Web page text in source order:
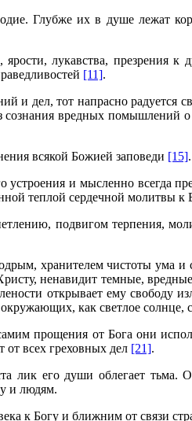
Глубже их в душе лежат
лукавства, презрения к
[11].
и дел, тот напрасно радуется
сознания вредных помышлений
всякой Божией заповеди [15].
и мысленно всегда
теплой сердечной молитвы к
подвигом терпения,
хранителем чистоты ума и
ненавидит темные,
открывает ему свободу
как светлое солнце,
прощения от Бога они
всех греховных дел [21].
лик его души облегает
и людям.
к Богу и ближним от связи